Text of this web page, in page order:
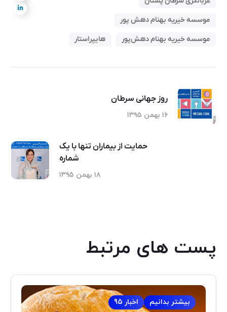
موسسه خیریه بهنام دهش پور
موسسه خیریه بهنام دهش‌پور
هایپراستار
روز جهانی سرطان
۱۶ بهمن ۱۳۹۵
حمایت از بیماران تنها با یک
شماره
۱۸ بهمن ۱۳۹۵
پست های مرتبط
اخبار 95 بیشتر بدانیم